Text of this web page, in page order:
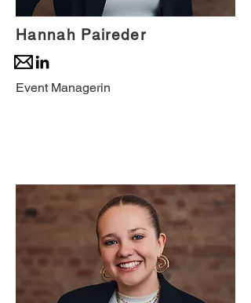
Hannah Paireder
Event Managerin